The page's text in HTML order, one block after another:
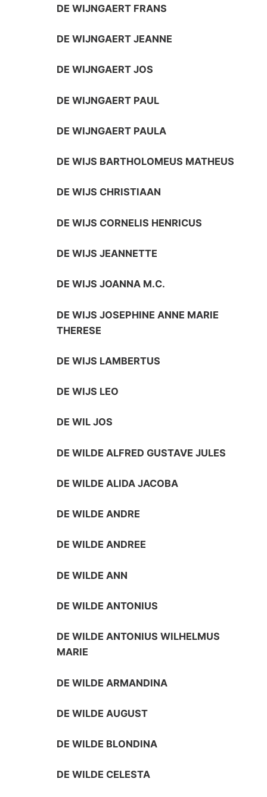
DE WIJNGAERT FRANS
DE WIJNGAERT JEANNE
DE WIJNGAERT JOS
DE WIJNGAERT PAUL
DE WIJNGAERT PAULA
DE WIJS BARTHOLOMEUS MATHEUS
DE WIJS CHRISTIAAN
DE WIJS CORNELIS HENRICUS
DE WIJS JEANNETTE
DE WIJS JOANNA M.C.
DE WIJS JOSEPHINE ANNE MARIE
THERESE
DE WIJS LAMBERTUS
DE WIJS LEO
DE WIL JOS
DE WILDE ALFRED GUSTAVE JULES
DE WILDE ALIDA JACOBA
DE WILDE ANDRE
DE WILDE ANDREE
DE WILDE ANN
DE WILDE ANTONIUS
DE WILDE ANTONIUS WILHELMUS
MARIE
DE WILDE ARMANDINA
DE WILDE AUGUST
DE WILDE BLONDINA
DE WILDE CELESTA